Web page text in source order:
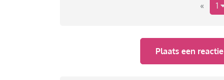
« 1
Plaats een reactie